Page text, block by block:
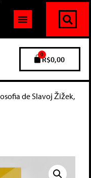
R$0,00
0
de Slavoj Žižek,